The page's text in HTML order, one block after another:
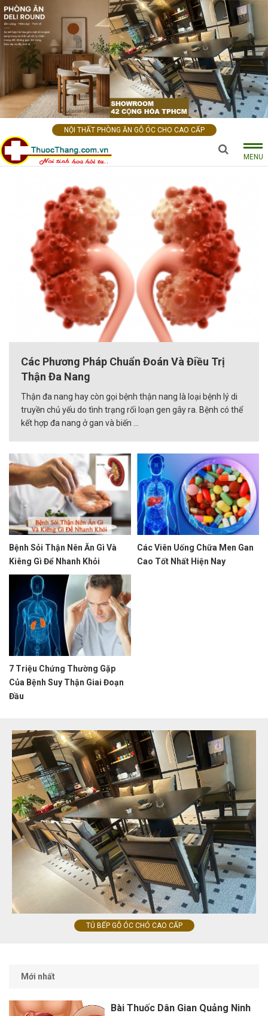
NỘI THẤT PHÒNG ĂN GỖ ÓC CHO CAO CẤP
MENU
Các Phương Pháp Chuẩn Đoán Và Điều Trị
Thận Đa Nang
Thận đa nang hay còn gọi bệnh thận nang là loại bệnh lý di
truyền chủ yếu do tình trạng rối loạn gen gây ra. Bệnh có thể
kết hợp đa nang ở gan và biến ...
Bệnh Sỏi Thận Nên Ăn Gì Và
Kiêng Gì Để Nhanh Khỏi
Các Viên Uống Chữa Men Gan
Cao Tốt Nhất Hiện Nay
7 Triệu Chứng Thường Gặp
Của Bệnh Suy Thận Giai Đoạn
Đầu
TỦ BẾP GỖ ÓC CHÓ CAO CẤP
Mới nhất
Bài Thuốc Dân Gian Quảng Ninh